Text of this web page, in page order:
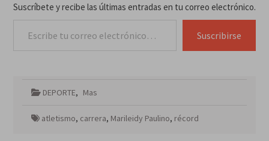
Suscríbete y recibe las últimas entradas en tu correo electrónico.
Suscribirse
DEPORTE, Mas
atletismo, carrera, Marileidy Paulino, récord